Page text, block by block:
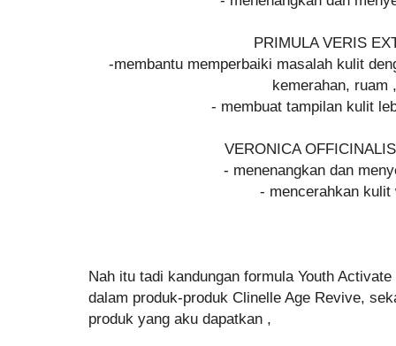
PRIMULA VERIS
-membantu memperbaiki masalah kulit
kemerahan, ruam
- membuat tampilan kulit
VERONICA
- menenangkan dan
- mencerahkan
Nah itu tadi kandungan formula Youth
dalam produk-produk Clinelle Age Revive,
produk yang aku dapatkan ,